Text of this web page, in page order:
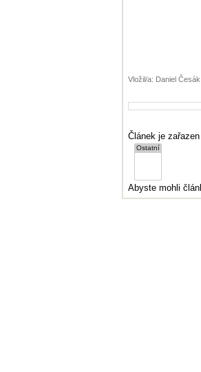
Vložil/a: Daniel
Článek je
Abyste mohli